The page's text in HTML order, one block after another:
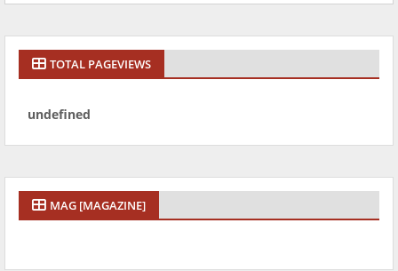
TOTAL PAGEVIEWS
undefned
MAG [MAGAZINE]